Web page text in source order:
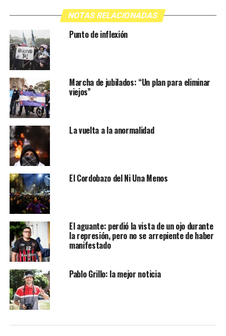
NOTAS RELACIONADAS
Punto de inflexión
Marcha de jubilados: “Un plan para eliminar
viejos”
La vuelta a la anormalidad
El Cordobazo del Ni Una Menos
El aguante: perdió la vista de un ojo durante
la represión, pero no se arrepiente de haber
manifestado
Pablo Grillo: la mejor noticia